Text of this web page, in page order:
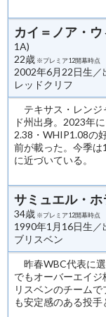
カイ＝ノア・
1A)
22歳 ※プレミア12開幕時点
2002年6月22日生／
レッドクリフ
テキサス・レンジ
ド州出身。2023年
2.38・WHIP1.08の
前が載った。今季
に近づいている。
サミュエル・ホ
34歳 ※プレミア12開幕時点
1990年1月16日生／
ブリスベン
昨春WBC代表に
でもオーバーエイ
リスベンのチーム
も安定感のある投手